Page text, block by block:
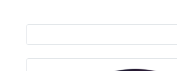
Виберіть свою мову